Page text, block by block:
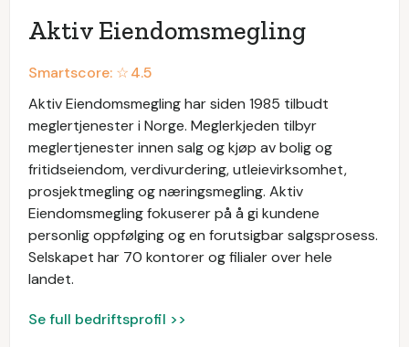
Aktiv Eiendomsmegling
Smartscore: ☆4.5
Aktiv Eiendomsmegling har siden 1985 tilbudt
meglertjenester i Norge. Meglerkjeden tilbyr
meglertjenester innen salg og kjøp av bolig og
fritidseiendom, verdivurdering, utleievirksomhet,
prosjektmegling og næringsmegling. Aktiv
Eiendomsmegling fokuserer på å gi kundene
personlig oppfølging og en forutsigbar salgsprosess.
Selskapet har 70 kontorer og filialer over hele
landet.
Se full bedriftsprofil >>